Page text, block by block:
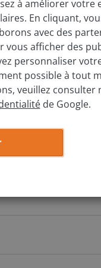
?
à améliorer votre
En cliquant,
avec des
vous afficher des
personnaliser
possible à tout
veuillez consulter
de Google.